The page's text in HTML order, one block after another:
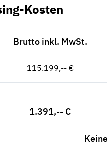
Kosten
Brutto inkl. MwSt.
115.199,-- €
1.391,-- €